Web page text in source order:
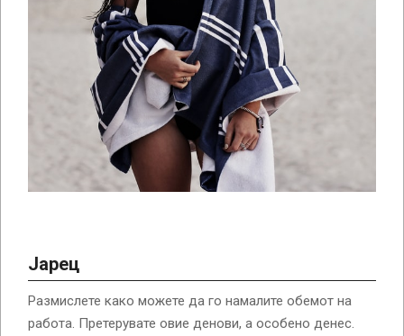
Јарец
Размислете како можете да го намалите обемот на
работа. Претерувате овие денови, а особено денес.